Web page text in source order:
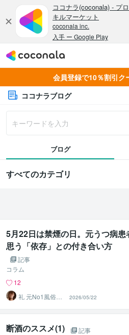
会員登録で10％割引ク
ココナラブログ
ブログ
すべてのカテゴリ
5月22日は禁煙の日。元うつ病患
思う「依存」との付き合い方
記事
コラム
12
礼 元No1風俗嬢･
精神保健福祉士
2026/05/22
断酒のススメ(1)
記事